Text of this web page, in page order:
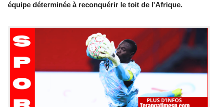
équipe déterminée à reconquérir le toit de l'Afrique.